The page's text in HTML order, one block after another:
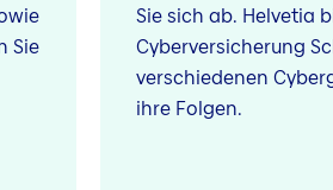
Sie
Sie sich ab. Helvetia
Cyberversicherung
verschiedenen
ihre Folgen.